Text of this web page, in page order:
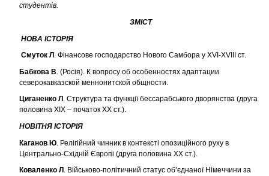
студентів.
ЗМІСТ
НОВА ІСТОРІЯ
Смуток Л . Фінансове господарство Нового Самбора у XVI-XVIII ст.
Бабкова В. (Росія). К вопросу об особенностях адаптации
северокавказской меннонитской общности.
Циганенко Л . Структура та функції бессарабського дворянства (друга
половина ХІХ – початок ХХ ст.).
НОВІТНЯ ІСТОРІЯ
Каганов Ю . Релігійний чинник в контексті опозиційного руху в
Центрально-Східній Європі (друга половина XX ст.).
Коваленко Л . Військово-політичний статус об’єднаної Німеччини за